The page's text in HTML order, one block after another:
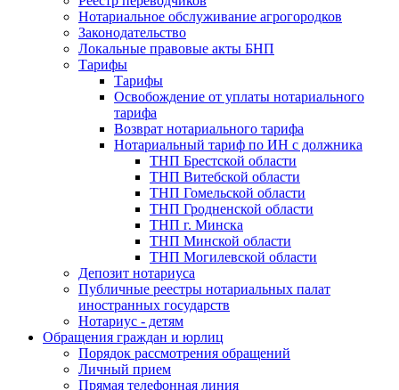
Нотариальное обслуживание агрогородков
Законодательство
Локальные правовые акты БНП
Тарифы
Тарифы
Освобождение от уплаты нотариального
тарифа
Возврат нотариального тарифа
Нотариальный тариф по ИН с должника
ТНП Брестской области
ТНП Витебской области
ТНП Гомельской области
ТНП Гродненской области
ТНП г. Минска
ТНП Минской области
ТНП Могилевской области
Депозит нотариуса
Публичные реестры нотариальных палат
иностранных государств
Нотариус - детям
Обращения граждан и юрлиц
Порядок рассмотрения обращений
Личный прием
Прямая телефонная линия